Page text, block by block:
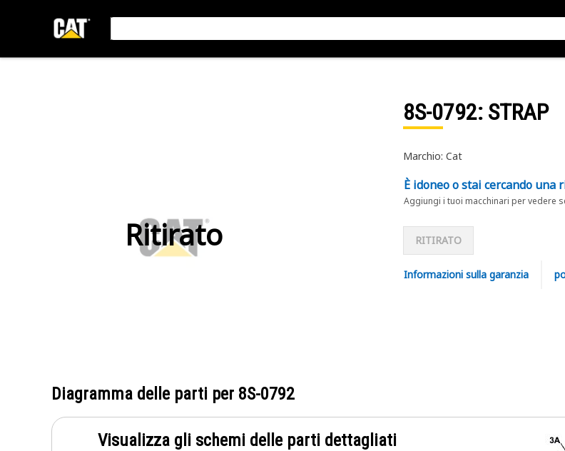
Ritirato
8S-0792: STRAP
Marchio: Cat
È idoneo o stai cercando una
Aggiungi i tuoi macchinari per vedere
RITIRATO
Informazioni sulla garanzia
Diagramma delle parti per 8S-0792
Visualizza gli schemi delle parti dettagliati